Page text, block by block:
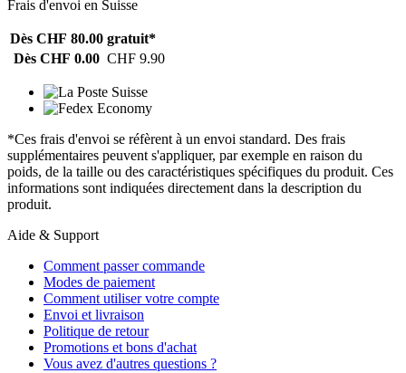
Frais d'envoi en Suisse
Dès CHF 80.00 gratuit*
Dès CHF 0.00 CHF 9.90
*Ces frais d'envoi se réfèrent à un envoi standard. Des frais
supplémentaires peuvent s'appliquer, par exemple en raison du
poids, de la taille ou des caractéristiques spécifiques du produit. Ces
informations sont indiquées directement dans la description du
produit.
Aide & Support
Comment passer commande
Modes de paiement
Comment utiliser votre compte
Envoi et livraison
Politique de retour
Promotions et bons d'achat
Vous avez d'autres questions ?